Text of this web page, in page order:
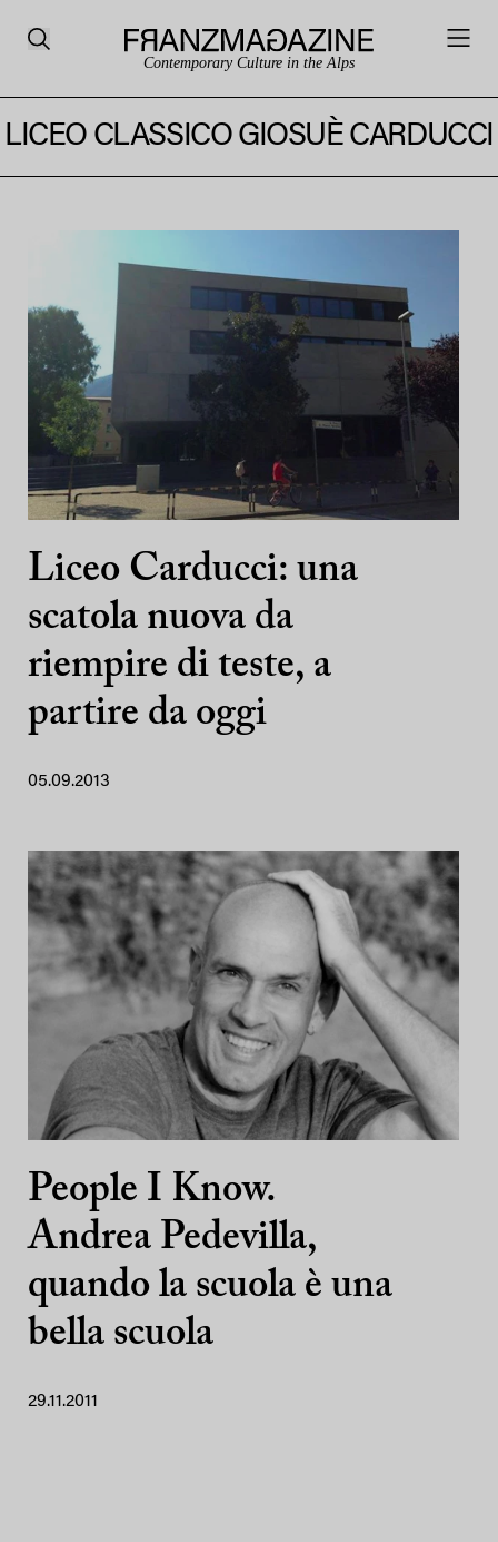
Contemporary Culture in the Alps
LICEO CLASSICO GIOSUÈ CARDUCCI
Liceo Carducci: una
scatola nuova da
riempire di teste, a
partire da oggi
05.09.2013
People I Know.
Andrea Pedevilla,
quando la scuola è una
bella scuola
29.11.2011